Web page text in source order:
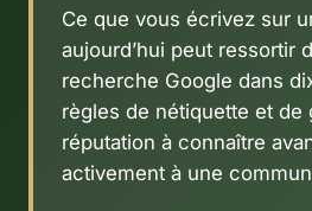
Ce que vous écrivez sur
aujourd’hui peut ressortir
recherche Google dans
règles de nétiquette et de
réputation à connaître
activement à une